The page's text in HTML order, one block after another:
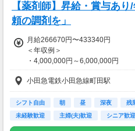
【薬剤師】昇給・賞与あ
頼の調剤を」
月給266670円〜433340円
＜年収例＞
・4,000,000円～6,000,000円
※給与は経験・能力などにより優遇
◇賞与：3.00ヵ月分/年2回(7月/12
小田急電鉄小田急線町田駅
シフト自由 朝 昼 深夜 残
未経験歓迎
主婦(夫)歓迎 シニア歓迎